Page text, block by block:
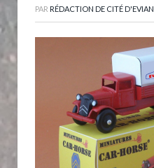
PAR RÉDACTION DE CITÉ D'EVIAN